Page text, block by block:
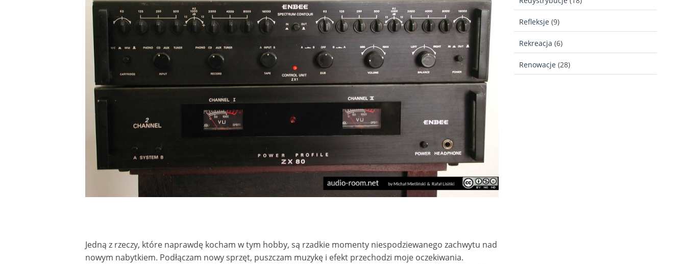
Jedną z rzeczy, które naprawdę kocham w tym hobby, są rzadkie momenty niespodziewanego zachwytu nad
nowym nabytkiem. Podłączam nowy sprzęt, puszczam muzykę i efekt przechodzi moje oczekiwania.
Refleksje (9)
Rekreacja (6)
Renowacje (28)